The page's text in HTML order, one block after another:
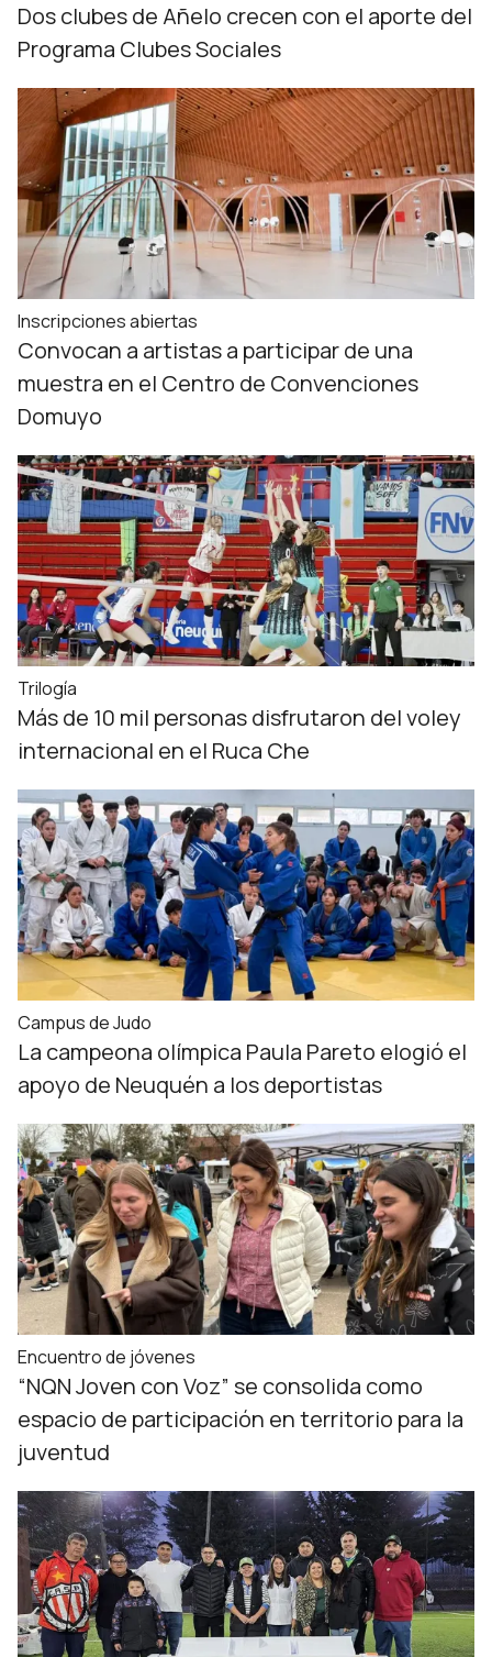
Dos clubes de Añelo crecen con el aporte del
Programa Clubes Sociales
Inscripciones abiertas
Convocan a artistas a participar de una
muestra en el Centro de Convenciones
Domuyo
Trilogía
Más de 10 mil personas disfrutaron del voley
internacional en el Ruca Che
Campus de Judo
La campeona olímpica Paula Pareto elogió el
apoyo de Neuquén a los deportistas
Encuentro de jóvenes
“NQN Joven con Voz” se consolida como
espacio de participación en territorio para la
juventud